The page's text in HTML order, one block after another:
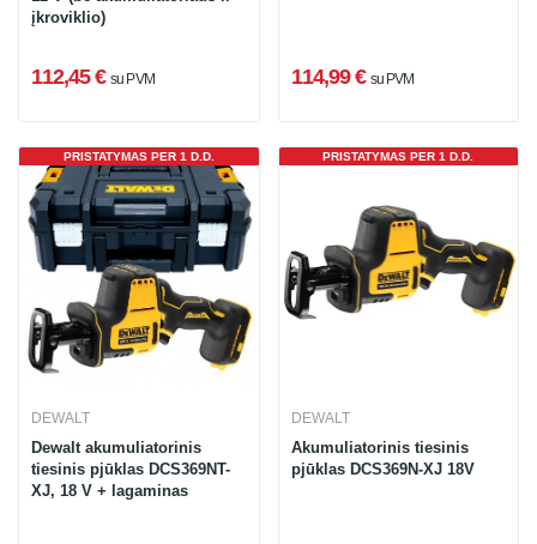
įkroviklio)
112,45 € su PVM 114,99 € su PVM
PRISTATYMAS PER 1 D.D.
DEWALT
Dewalt akumuliatorinis
tiesinis pjūklas DCS369NT-
XJ, 18 V + lagaminas
PRISTATYMAS PER 1 D.D.
DEWALT
Akumuliatorinis tiesinis
pjūklas DCS369N-XJ 18V